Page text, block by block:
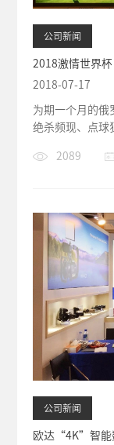
公司新闻
2018激情世界
2018-07-17
为期一个月的俄
绝杀频现、点球
2089
公司新闻
欧达“4K”智能